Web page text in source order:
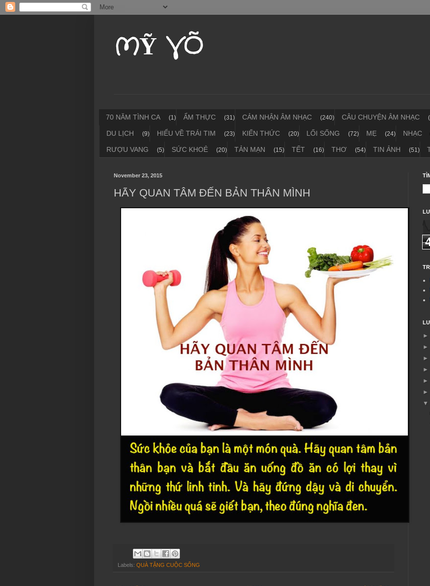
MỸ VÕ
70 NĂM TÌNH CA (1) ẨM THỰC (31) CẢM NHẬN ÂM NHẠC (240) CÂU CHUYỆN ÂM NHẠC
DU LỊCH (9) HIỂU VỀ TRÁI TIM (23) KIẾN THỨC (20) LỐI SỐNG (72) MẸ (24) NHẠC
RƯỢU VANG (5) SỨC KHOẺ (20) TẢN MẠN (15) TẾT (16) THƠ (54) TIN ẢNH (51)
November 23, 2015
HÃY QUAN TÂM ĐẾN BẢN THÂN MÌNH
Labels: QUÀ TẶNG CUỘC SỐNG
►
►
►
►
►
►
▼